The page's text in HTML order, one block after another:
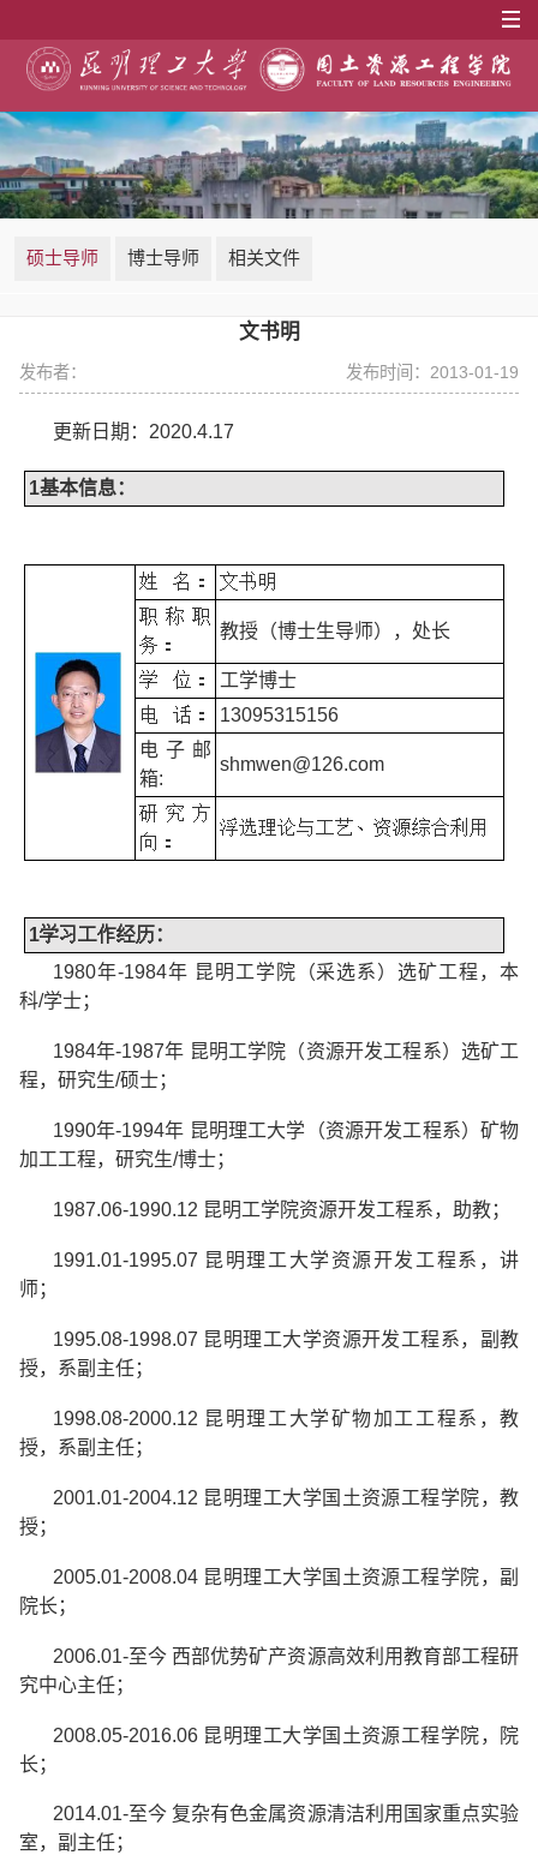
硕士导师 博士导师 相关文件
文书明
发布者： 发布时间：2013-01-19
更新日期： 2020.4.17
1基本信息：
姓 名：
文书明
职称职
务：
教授（博士生导师），处长
学 位：
工学博士
电
话：
13095315156
电子邮
箱:
shmwen@126.com
研究方
向：
浮选理论与工艺、资源综合利用
1学习工作经历 ：
1980年-1984年 昆明工学院（采选系）选矿工程，本
科/学士；
1984年-1987年 昆明工学院（资源开发工程系）选矿工
程，研究生/硕士；
1990年-1994年 昆明理工大学（资源开发工程系）矿物
加工工程，研究生/博士；
1987.06-1990.12 昆明工学院资源开发工程系，助教；
1991.01-1995.07 昆明理工大学资源开发工程系，讲
师；
1995.08-1998.07 昆明理工大学资源开发工程系，副教
授，系副主任；
1998.08-2000.12 昆明理工大学矿物加工工程系，教
授，系副主任；
2001.01-2004.12 昆明理工大学国土资源工程学院，教
授；
2005.01-2008.04 昆明理工大学国土资源工程学院，副
院长；
2006.01-至今 西部优势矿产资源高效利用教育部工程研
究中心主任；
2008.05-2016.06 昆明理工大学国土资源工程学院，院
长；
2014.01-至今 复杂有色金属资源清洁利用国家重点实验
室，副主任；